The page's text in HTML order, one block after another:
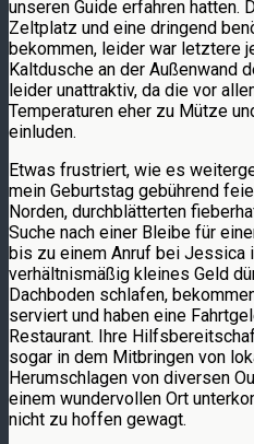
unseren Guide erfahren hatten.
Zeltplatz und eine dringend
bekommen, leider war letztere
Kaltdusche an der Außenwand
leider unattraktiv, da die vor
Temperaturen eher zu Mütze
einluden.
Etwas frustriert, wie es
mein Geburtstag gebührend
Norden, durchblätterten
Suche nach einer Bleibe für
bis zu einem Anruf bei Jessica
verhältnismäßig kleines Geld
Dachboden schlafen,
serviert und haben eine
Restaurant. Ihre
sogar in dem Mitbringen von
Herumschlagen von diversen
einem wundervollen Ort
nicht zu hoffen gewagt.